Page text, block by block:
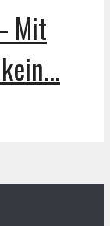
Mit